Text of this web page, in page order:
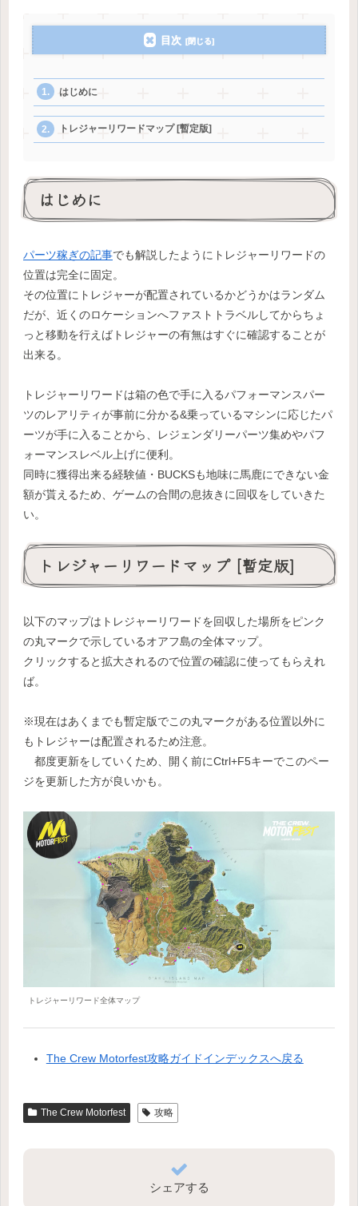
目次
はじめに
トレジャーリワードマップ [暫定版]
はじめに
パーツ稼ぎの記事でも解説したようにトレジャーリワードの
位置は完全に固定。
その位置にトレジャーが配置されているかどうかはランダム
だが、近くのロケーションへファストトラベルしてからちょ
っと移動を行えばトレジャーの有無はすぐに確認することが
出来る。
トレジャーリワードは箱の色で手に入るパフォーマンスパー
ツのレアリティが事前に分かる&乗っているマシンに応じたパ
ーツが手に入ることから、レジェンダリーパーツ集めやパフ
ォーマンスレベル上げに便利。
同時に獲得出来る経験値・BUCKSも地味に馬鹿にできない金
額が貰えるため、ゲームの合間の息抜きに回収をしていきた
い。
トレジャーリワードマップ [暫定版]
以下のマップはトレジャーリワードを回収した場所をピンク
の丸マークで示しているオアフ島の全体マップ。
クリックすると拡大されるので位置の確認に使ってもらえれ
ば。
※現在はあくまでも暫定版でこの丸マークがある位置以外に
もトレジャーは配置されるため注意。
都度更新をしていくため、開く前にCtrl+F5キーでこのペー
ジを更新した方が良いかも。
トレジャーリワード全体マップ
The Crew Motorfest攻略ガイドインデックスへ戻る
The Crew Motorfest 攻略
シェアする